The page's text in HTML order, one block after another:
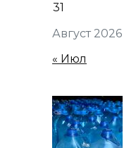
Август 2026
31
« Июл